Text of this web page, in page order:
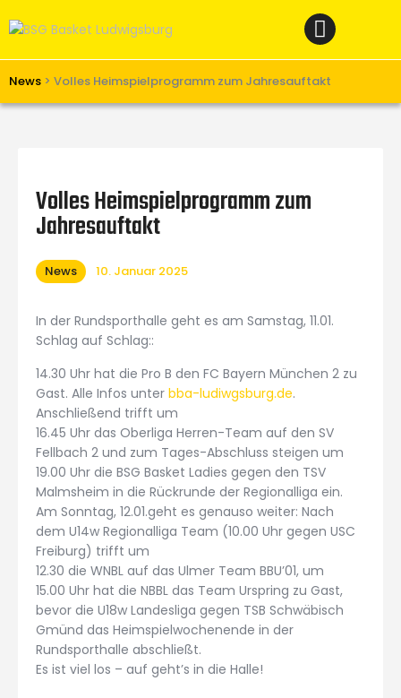
News > Volles Heimspielprogramm zum Jahresauftakt
Verein
Unterstützen
Volles Heimspielprogramm zum
Jahresauftakt
News 10. Januar 2025
In der Rundsporthalle geht es am Samstag, 11.01.
Schlag auf Schlag::
14.30 Uhr hat die Pro B den FC Bayern München 2 zu
Gast. Alle Infos unter bba-ludiwgsburg.de.
Anschließend trifft um
16.45 Uhr das Oberliga Herren-Team auf den SV
Fellbach 2 und zum Tages-Abschluss steigen um
19.00 Uhr die BSG Basket Ladies gegen den TSV
Malmsheim in die Rückrunde der Regionalliga ein.
Am Sonntag, 12.01.geht es genauso weiter: Nach
dem U14w Regionalliga Team (10.00 Uhr gegen USC
Freiburg) trifft um
12.30 die WNBL auf das Ulmer Team BBU’01, um
15.00 Uhr hat die NBBL das Team Urspring zu Gast,
bevor die U18w Landesliga gegen TSB Schwäbisch
Gmünd das Heimspielwochenende in der
Rundsporthalle abschließt.
Es ist viel los – auf geht’s in die Halle!